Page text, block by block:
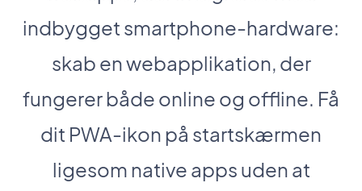
indbygget smartphone-hardware:
skab en webapplikation, der
fungerer både online og offline. Få
dit PWA-ikon på startskærmen
ligesom native apps uden at